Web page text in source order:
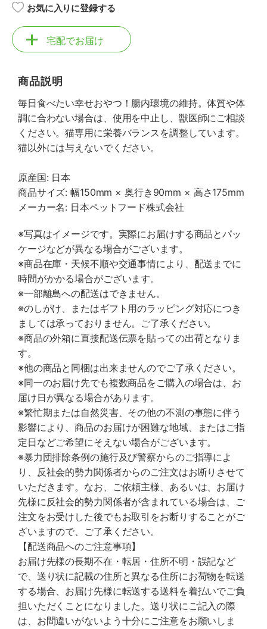
お気に入りに登録する
宅配でお届け
商品説明
毎日食べたい幸せおやつ！腸内環境の維持。体質や体
調に合わない場合は、使用を中止し、獣医師にご相談
ください。猫専用に栄養バランスを調整しています。
猫以外には与えないでください。
原産国: 日本
商品サイズ: 幅150mm × 奥行き90mm × 高さ175mm
メーカー名: 日本ペットフード株式会社
※写真はイメージです。実際にお届けする商品とパッ
ケージなどが異なる場合がございます。
※商品在庫・天候不順や交通事情により、配送までに
時間がかかる場合がございます。
※一部離島への配送はできません。
※のしがけ、またはギフト用のラッピング対応につき
ましては承っておりません。ご了承ください。
※商品の外箱に直接配送伝票を貼っての出荷となりま
す。
※他の商品と同梱は出来ませんのでご了承ください。
※同一のお届け先でも複数商品をご購入の場合は、お
届け日が異なる場合があります。
※繁忙期または自然災害、その他の不測の事態に伴う
影響により、商品のお届けが困難な地域、またはご指
定日などご希望にそえない場合がございます。
※暴力団排除条例の施行及び警察からのご指導によ
り、反社会的勢力関係者からのご注文はお断りさせて
いただきます。なお、ご依頼主様、あるいは、お届け
先様に反社会的勢力関係者が含まれている場合は、ご
注文をお受けした後でもお取引をお断りすることがご
ざいますので、ご了承ください。
【配送商品へのご注意事項】
お届け先様の長期不在・転居・住所不明・誤記など
で、送り状に記載の住所と異なる住所にお荷物を転送
する場合、お届け先様に転送する送料を着払いでご負
担いただくことになりました。送り状にご記入の際
は、お間違いがないよう十分にご注意をお願いしま